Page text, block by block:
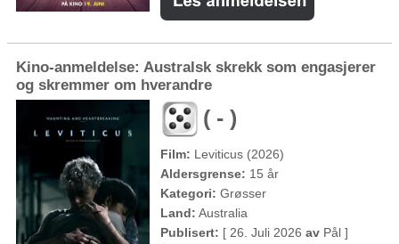
Kino-anmeldelse: Australsk skrekk som engasjerer
og skremmer om hverandre
( - )
Film: Leviticus (2026)
Aldersgrense: 15 år
Kategori: Grøsser
Land: Australia
Publisert: [ 26. Juli 2026 av Pål ]